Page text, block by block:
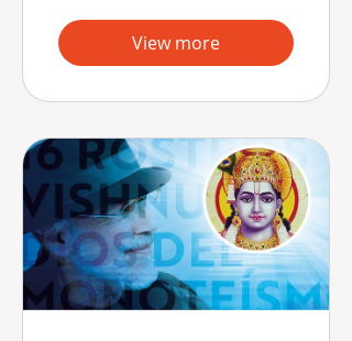
View more